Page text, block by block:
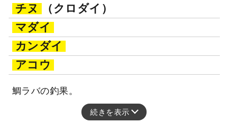
チヌ
（クロダイ）
マダイ
カンダイ
アコウ
鯛ラバの釣果。
続きを表示